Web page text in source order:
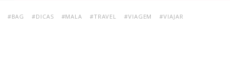
#BAG #DICAS #MALA #TRAVEL #VIAGEM #VIAJAR